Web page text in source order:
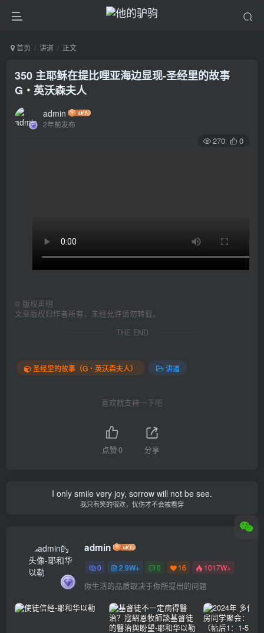
首页 讲道 正文
350 主耶稣在提比哩亚海边显现-圣经里的故事
G‧英沃森夫人
admin
2年前发布
270 0
© 版权声明
文章版权归作者所有，未经允许请勿转载。
THE END
圣经里的故事（G‧英沃森夫人） 讲道
喜欢就支持一下吧
点赞0 分享
I only smile very joy, sorrow will not be see.
我只有笑的很欢，忧伤才不会被看穿
admin
0 2.9W+ 0 16 1017W+
你生活的品质取决于你所提出的问题